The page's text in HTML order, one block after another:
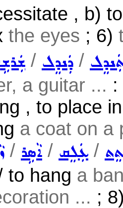
, b)
the eyes ; 6)
/ ܕܲܢܕܸܠ /
a guitar ...
, to place
a coat on a
/ ܐܵܣܹܪ / ܥܲܠܸܩ /
to hang a
... ;